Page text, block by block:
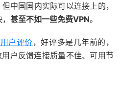
中国国内实际可以连接上的，
甚至不如一些免费VPN。
户评价，好评多是几年前的，
户反馈连接质量不佳、可用节